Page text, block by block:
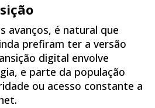
avanços, é natural que
prefiram ter a versão
digital envolve
e parte da população
ou acesso constante a